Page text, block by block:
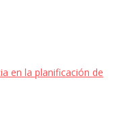
en la planificación de